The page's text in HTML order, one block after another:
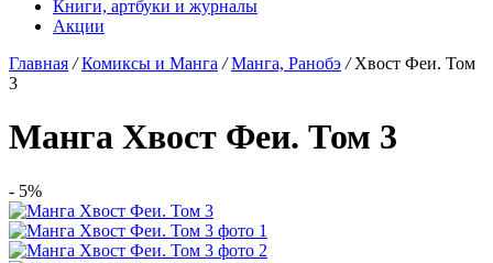
Книги, артбуки и журналы
Акции
Главная / Комиксы и Манга / Манга, Ранобэ / Хвост Феи. Том
3
Манга Хвост Феи. Том 3
- 5%